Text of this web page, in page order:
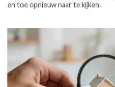
en toe opnieuw naar te kijken.